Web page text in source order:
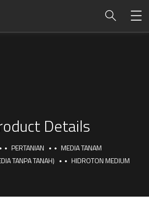
Details
PERTANIAN
MEDIA TANAM
TANPA TANAH)
HIDROTON MEDIUM